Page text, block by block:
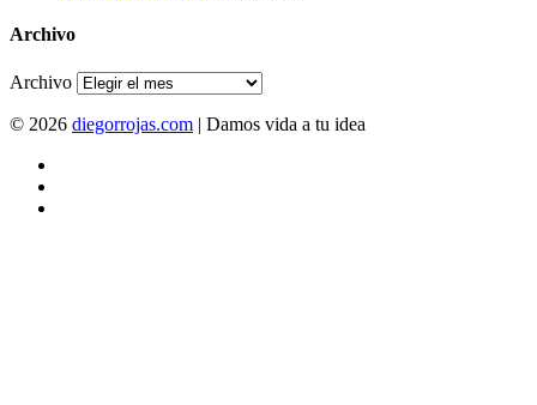
Archivo
Archivo
© 2026 diegorrojas.com | Damos vida a tu idea